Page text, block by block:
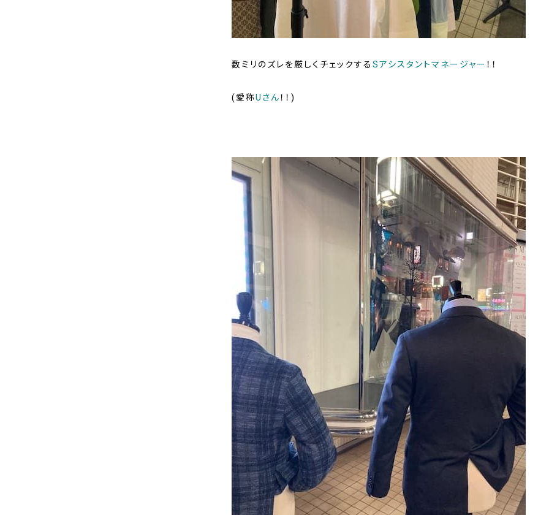
数ミリのズレを厳しくチェックする Sアシスタントマネージャー ！！
(愛称Uさん！！)